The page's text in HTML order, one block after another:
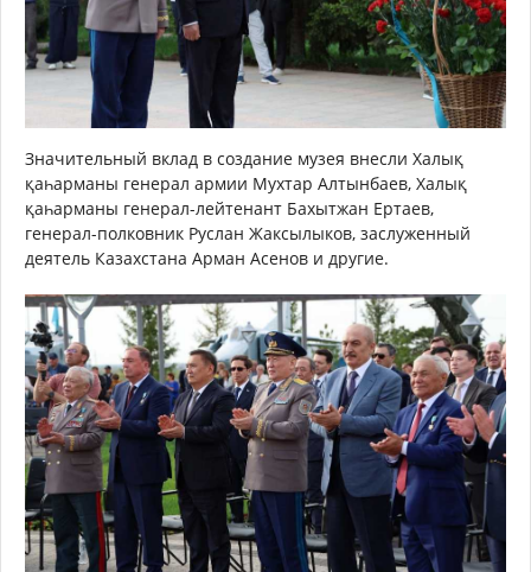
Значительный вклад в создание музея внесли Халық
қаһарманы генерал армии Мухтар Алтынбаев, Халық
қаһарманы генерал-лейтенант Бахытжан Ертаев,
генерал-полковник Руслан Жаксылыков, заслуженный
деятель Казахстана Арман Асенов и другие.